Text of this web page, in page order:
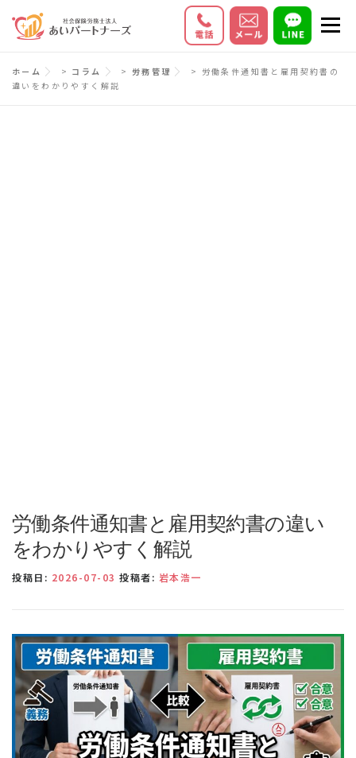
ン
メニ
初めての方へ サービス内容 料金
ホーム > コラム > 労務管理 > 労働条件通知書と雇用契約書の
違いをわかりやすく解説
労働条件通知書と雇用契約書の違い
をわかりやすく解説
投稿日: 2026-07-03 投稿者: 岩本浩一